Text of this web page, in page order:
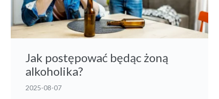
Jak postępować będąc żoną
alkoholika?
2025-08-07